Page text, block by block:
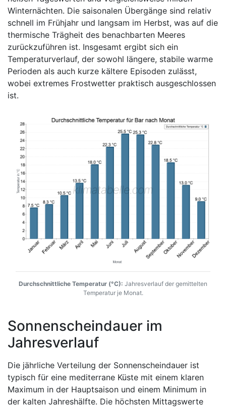
Winternächten. Die saisonalen Übergänge sind relativ
schnell im Frühjahr und langsam im Herbst, was auf die
thermische Trägheit des benachbarten Meeres
zurückzuführen ist. Insgesamt ergibt sich ein
Temperaturverlauf, der sowohl längere, stabile warme
Perioden als auch kurze kältere Episoden zulässt,
wobei extremes Frostwetter praktisch ausgeschlossen
ist.
Durchschnittliche Temperatur (°C): Jahresverlauf der gemittelten
Temperatur je Monat.
Sonnenscheindauer im
Jahresverlauf
Die jährliche Verteilung der Sonnenscheindauer ist
typisch für eine mediterrane Küste mit einem klaren
Maximum in der Hauptsaison und einem Minimum in
der kalten Jahreshälfte. Die höchsten Mittagswerte